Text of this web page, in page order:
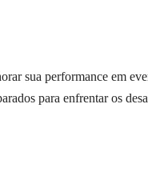
sua performance em
para enfrentar os